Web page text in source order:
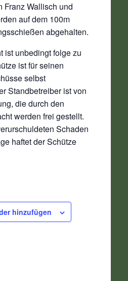
Franz Wallisch und
auf dem 100m
abgehalten.
ist unbedingt folge zu
ist für seinen
selbst
Standbetreiber ist von
die durch den
werden frei gestellt.
Schaden
haftet der Schütze
hinzufügen